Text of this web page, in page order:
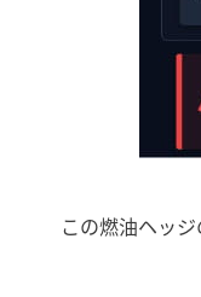
この燃油ヘッ